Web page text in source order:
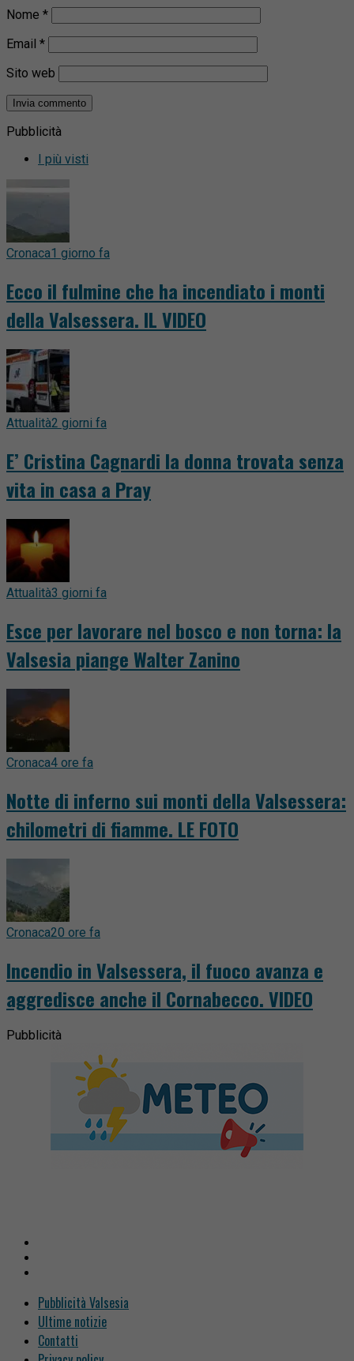
Nome *
Email *
Sito web
Pubblicità
I più visti
Cronaca1 giorno fa
Ecco il fulmine che ha incendiato i monti
della Valsessera. IL VIDEO
Attualità2 giorni fa
E’ Cristina Cagnardi la donna trovata senza
vita in casa a Pray
Attualità3 giorni fa
Esce per lavorare nel bosco e non torna: la
Valsesia piange Walter Zanino
Cronaca4 ore fa
Notte di inferno sui monti della Valsessera:
chilometri di fiamme. LE FOTO
Cronaca20 ore fa
Incendio in Valsessera, il fuoco avanza e
aggredisce anche il Cornabecco. VIDEO
Pubblicità
Pubblicità Valsesia
Ultime notizie
Contatti